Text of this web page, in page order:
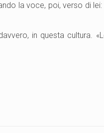
la voce, poi, verso di lei:
in questa cultura.